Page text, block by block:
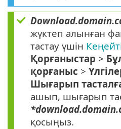
жүктеп алынған
тастау үшін
Қорғаныстар >
қорғаныс >
Шығарып
ашып, шығарып
қосыңыз.